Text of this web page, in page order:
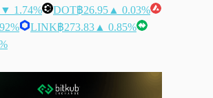
▼ 1.74% DOT฿26.95 ▲ 0.03%
LINK฿273.83 ▲ 0.85%